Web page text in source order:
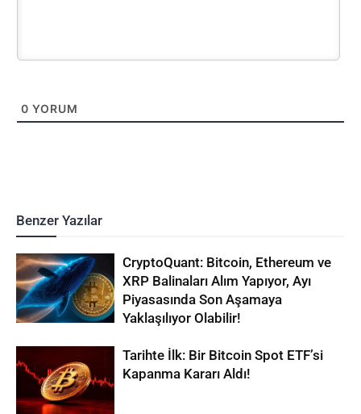
0 YORUM
Benzer Yazılar
CryptoQuant: Bitcoin, Ethereum ve
XRP Balinaları Alım Yapıyor, Ayı
Piyasasında Son Aşamaya
Yaklaşılıyor Olabilir!
Tarihte İlk: Bir Bitcoin Spot ETF’si
Kapanma Kararı Aldı!